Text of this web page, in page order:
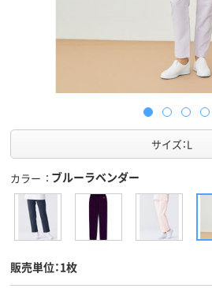
サイズ：L
カラー ブルーラベンダー
販売単位：1枚